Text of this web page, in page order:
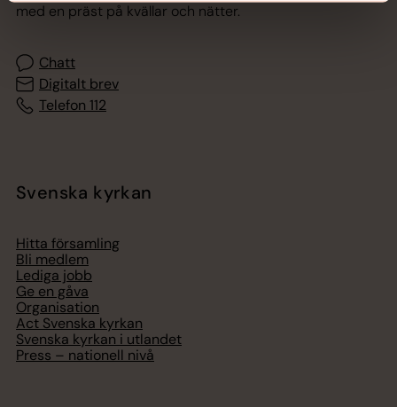
med en präst på kvällar och nätter.
Chatt
Digitalt brev
Telefon 112
Svenska kyrkan
Hitta församling
Bli medlem
Lediga jobb
Ge en gåva
Organisation
Act Svenska kyrkan
Svenska kyrkan i utlandet
Press – nationell nivå